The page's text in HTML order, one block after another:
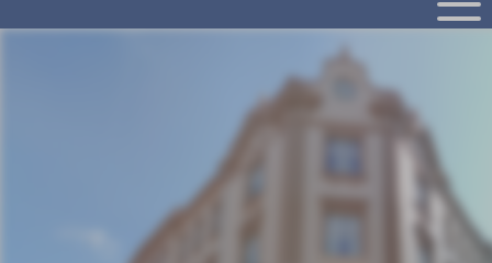
PŘÍPRAVA NA PŘIJÍMAČKY
DŮLEŽITÉ TERMÍNY
REFERÁTY A SEMINÁRKY
DALŠÍ DRUHY ŠKOL